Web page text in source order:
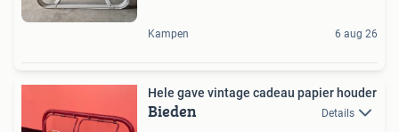
Kampen 6 aug 26
Hele gave vintage cadeau papier houder
Bieden Details